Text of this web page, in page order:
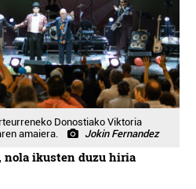
Donostiako Viktoria
amaiera.
Jokin Fernandez
nola ikusten duzu hiria